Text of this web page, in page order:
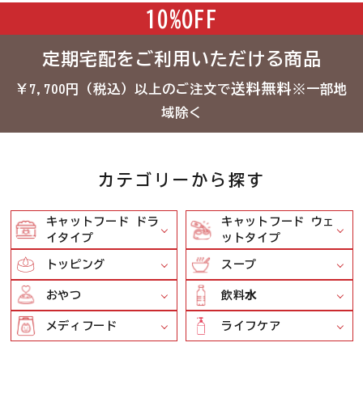
10%OFF
定期宅配をご利用いただける商品
￥7,700円（税込）以上のご注文で送料無料※一部地
域除く
カテゴリーから探す
キャットフード ドラ
イタイプ
キャットフード ウェ
ットタイプ
トッピング スープ
おやつ 飲料⽔
メディフード ライフケア